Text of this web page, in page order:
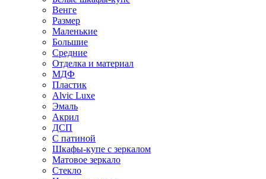
Венге
Размер
Маленькие
Большие
Средние
Отделка и материал
МДФ
Пластик
Alvic Luxe
Эмаль
Акрил
ДСП
С патиной
Шкафы-купе с зеркалом
Матовое зеркало
Стекло